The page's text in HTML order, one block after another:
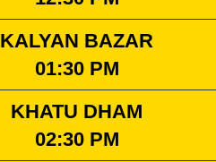
KALYAN BAZAR
01:30 PM
KHATU DHAM
02:30 PM